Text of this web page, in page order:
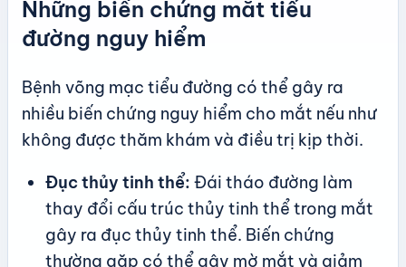
Những biến chứng mắt tiểu
đường nguy hiểm
Bệnh võng mạc tiểu đường có thể gây ra
nhiều biến chứng nguy hiểm cho mắt nếu như
không được thăm khám và điều trị kịp thời.
Đục thủy tinh thể: Đái tháo đường làm
thay đổi cấu trúc thủy tinh thể trong mắt
gây ra đục thủy tinh thể. Biến chứng
thường gặp có thể gây mờ mắt và giảm